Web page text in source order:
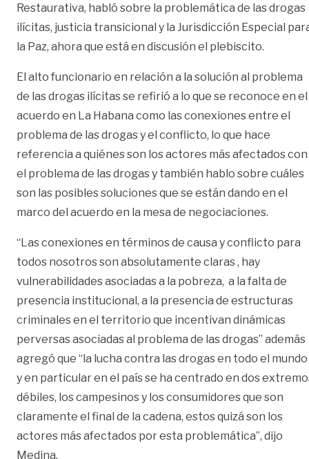
Restaurativa, habló sobre la problemática de las drogas
ilícitas, justicia transicional y la Jurisdicción Especial
la Paz, ahora que está en discusión el plebiscito.
El alto funcionario en relación a la solución al problema
de las drogas ilícitas se refirió a lo que se reconoce en el
acuerdo en La Habana como las conexiones entre el
problema de las drogas y el conflicto, lo que hace
referencia a quiénes son los actores más afectados con
el problema de las drogas y también hablo sobre cuáles
son las posibles soluciones que se están dando en el
marco del acuerdo en la mesa de negociaciones.
“Las conexiones en términos de causa y conflicto para
todos nosotros son absolutamente claras , hay
vulnerabilidades asociadas a la pobreza, a la falta de
presencia institucional, a la presencia de estructuras
criminales en el territorio que incentivan dinámicas
perversas asociadas al problema de las drogas” además
agregó que “la lucha contra las drogas en todo el mundo
y en particular en el país se ha centrado en dos
débiles, los campesinos y los consumidores que son
claramente el final de la cadena, estos quizá son los
actores más afectados por esta problemática”, dijo
Medina.